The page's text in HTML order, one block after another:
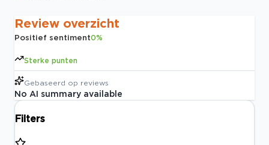
Review overzicht
Positief sentiment0%
Sterke punten
Gebaseerd op reviews
No AI summary available
Filters